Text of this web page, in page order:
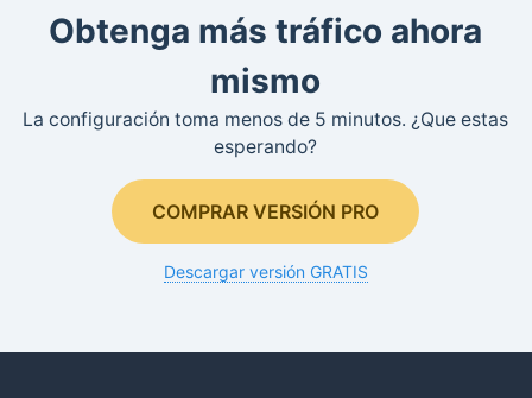
Obtenga más tráfico ahora
mismo
La configuración toma menos de 5 minutos. ¿Que estas
esperando?
COMPRAR VERSIÓN PRO
Descargar versión GRATIS